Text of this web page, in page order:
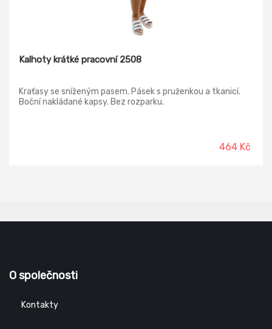
Kalhoty krátké pracovní 2508
Kraťasy se sníženým pasem. Pásek s pruženkou a tkanicí.
Boční nakládané kapsy. Bez rozparku.
464 Kč
O společnosti
Kontakty